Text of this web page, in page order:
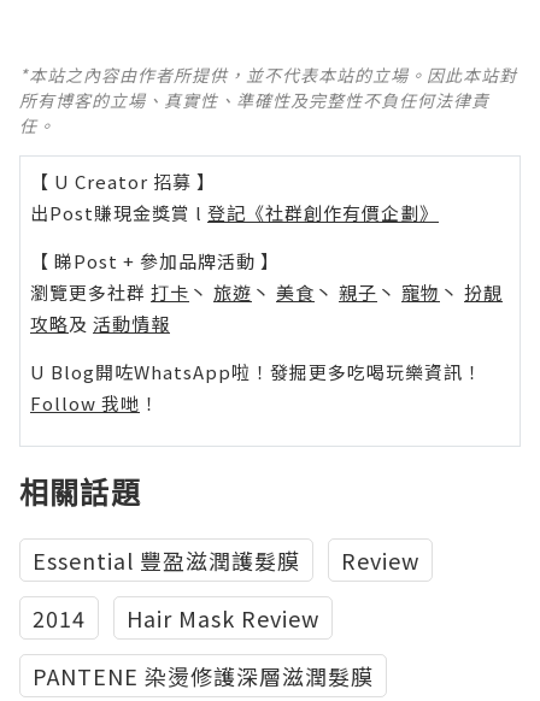
*本站之內容由作者所提供，並不代表本站的立場。因此本站對
所有博客的立場、真實性、準確性及完整性不負任何法律責
任。
【 U Creator 招募 】
出Post賺現金獎賞 l 登記《社群創作有價企劃》
【 睇Post + 參加品牌活動 】
瀏覽更多社群 打卡 丶 旅遊 丶 美食 丶 親子 丶 寵物 丶 扮靚
攻略及 活動情報
U Blog開咗WhatsApp啦！發掘更多吃喝玩樂資訊！
Follow 我哋 ！
相關話題
Essential 豐盈滋潤護髮膜
Review
2014
Hair Mask Review
PANTENE 染燙修護深層滋潤髮膜